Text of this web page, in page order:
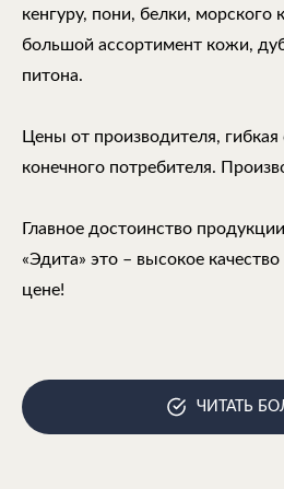
кенгуру, пони, белки, морского
большой ассортимент кожи,
питона.
Цены от производителя,
конечного потребителя.
Главное достоинство
«Эдита» это – высокое
цене!
ЧИТАТЬ